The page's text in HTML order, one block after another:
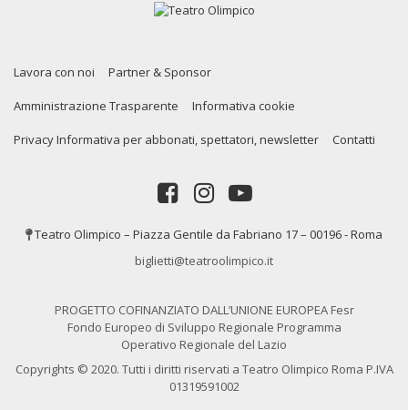
Lavora con noi Partner & Sponsor
Amministrazione Trasparente Informativa cookie
Privacy Informativa per abbonati, spettatori, newsletter Contatti
Teatro Olimpico – Piazza Gentile da Fabriano 17 – 00196 - Roma
biglietti@teatroolimpico.it
PROGETTO COFINANZIATO DALL’UNIONE EUROPEA Fesr
Fondo Europeo di Sviluppo Regionale Programma
Operativo Regionale del Lazio
Copyrights © 2020. Tutti i diritti riservati a Teatro Olimpico Roma P.IVA
01319591002